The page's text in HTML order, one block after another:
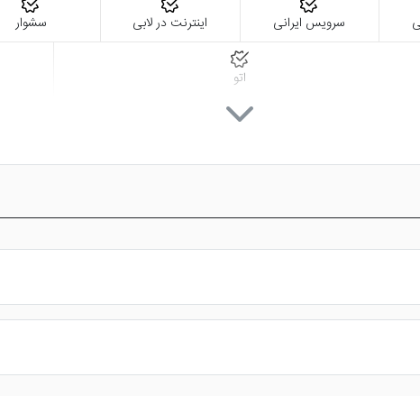
سرویس ایرانی اینترنت در لابی سشوار
اتو
در درگاه بانکی، رزرو آنلاین خود را نهایی و واچر هتل را دریافت نمایید.